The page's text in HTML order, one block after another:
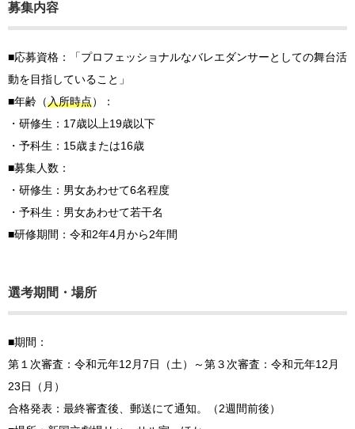
募集内容
■応募資格：「プロフェッショナルなバレエダンサーとしての舞台活
動を目指していること」
■年齢（入所時点）：
・研修生：17歳以上19歳以下
・予科生：15歳または16歳
■募集人数：
・研修生：男女あわせて6名程度
・予科生：男女あわせて若干名
■研修期間：令和2年4月から2年間
選考期間・場所
■期間：
第１次審査：令和元年12月7日（土）～第３次審査：令和元年12月
23日（月）
合格発表：最終審査後、郵送にて通知。（2週間前後）